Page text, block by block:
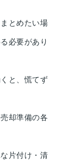
とめたい場
必要があり
と、慌てず
却準備の各
片付け・清